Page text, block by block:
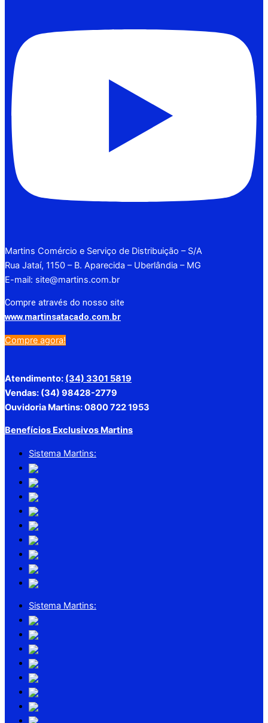
Martins Comércio e Serviço de Distribuição – S/A
Rua Jataí, 1150 – B. Aparecida – Uberlândia – MG
E-mail: site@martins.com.br
Compre através do nosso site
www.martinsatacado.com.br
Compre agora!
Atendimento: (34) 3301 5819
Vendas: (34) 98428-2779
Ouvidoria Martins: 0800 722 1953
Benefícios Exclusivos Martins
Sistema Martins:
Sistema Martins: